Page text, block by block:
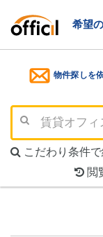
希望
物件探しを
こだわり条件
閲